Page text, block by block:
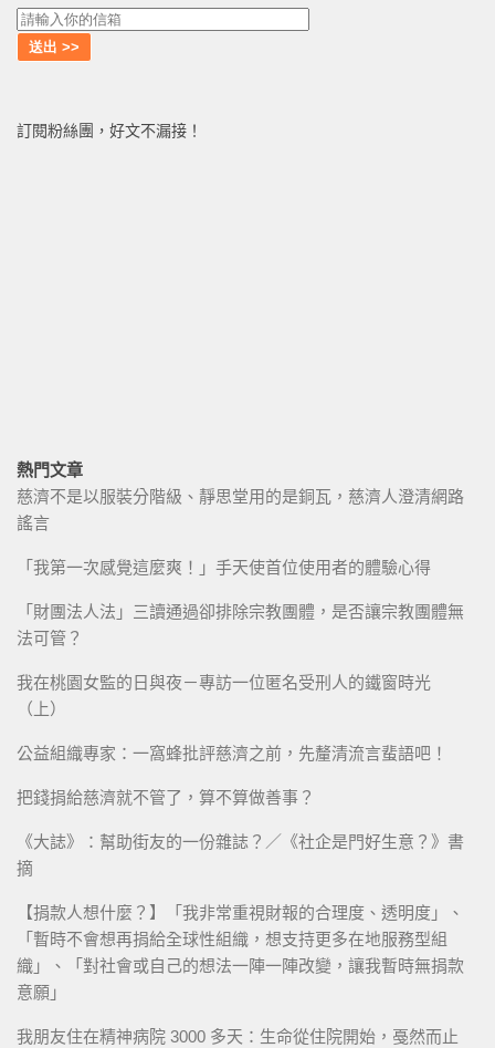
訂閱粉絲團，好文不漏接！
熱門文章
慈濟不是以服裝分階級、靜思堂用的是銅瓦，慈濟人澄清網路
謠言
「我第一次感覺這麼爽！」手天使首位使用者的體驗心得
「財團法人法」三讀通過卻排除宗教團體，是否讓宗教團體無
法可管？
我在桃園女監的日與夜－專訪一位匿名受刑人的鐵窗時光
（上）
公益組織專家：一窩蜂批評慈濟之前，先釐清流言蜚語吧！
把錢捐給慈濟就不管了，算不算做善事？
《大誌》：幫助街友的一份雜誌？／《社企是門好生意？》書
摘
【捐款人想什麼？】「我非常重視財報的合理度、透明度」、
「暫時不會想再捐給全球性組織，想支持更多在地服務型組
織」、「對社會或自己的想法一陣一陣改變，讓我暫時無捐款
意願」
我朋友住在精神病院 3000 多天：生命從住院開始，戞然而止